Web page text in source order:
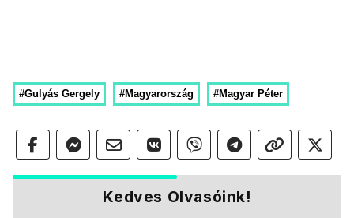
#Gulyás Gergely #Magyarország #Magyar Péter
Kedves Olvasóink!